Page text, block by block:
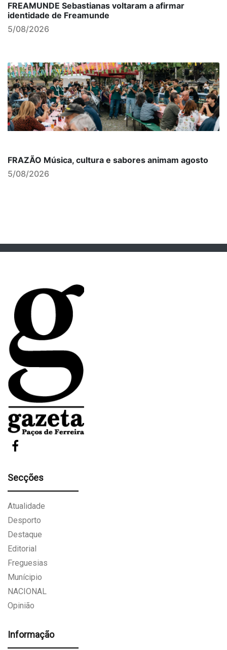
FREAMUNDE Sebastianas voltaram a afirmar
identidade de Freamunde
5/08/2026
FRAZÃO Música, cultura e sabores animam agosto
5/08/2026
Secções
Atualidade
Desporto
Destaque
Editorial
Freguesias
Munícipio
NACIONAL
Opinião
Informação